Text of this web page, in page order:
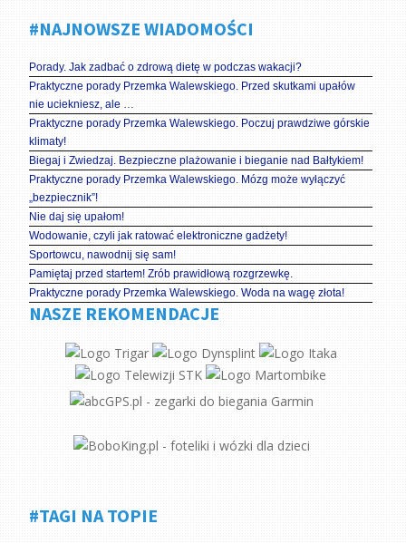
#NAJNOWSZE WIADOMOŚCI
Porady. Jak zadbać o zdrową dietę w podczas wakacji?
Praktyczne porady Przemka Walewskiego. Przed skutkami upałów
nie uciekniesz, ale …
Praktyczne porady Przemka Walewskiego. Poczuj prawdziwe górskie
klimaty!
Biegaj i Zwiedzaj. Bezpieczne plażowanie i bieganie nad Bałtykiem!
Praktyczne porady Przemka Walewskiego. Mózg może wyłączyć
„bezpiecznik”!
Nie daj się upałom!
Wodowanie, czyli jak ratować elektroniczne gadżety!
Sportowcu, nawodnij się sam!
Pamiętaj przed startem! Zrób prawidłową rozgrzewkę.
Praktyczne porady Przemka Walewskiego. Woda na wagę złota!
NASZE REKOMENDACJE
#TAGI NA TOPIE